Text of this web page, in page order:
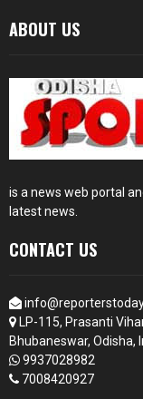
ABOUT US
is a news web portal
latest news.
CONTACT US
LP-115, Prasanti
Bhubaneswar, Odisha,
9937028982
7008420927